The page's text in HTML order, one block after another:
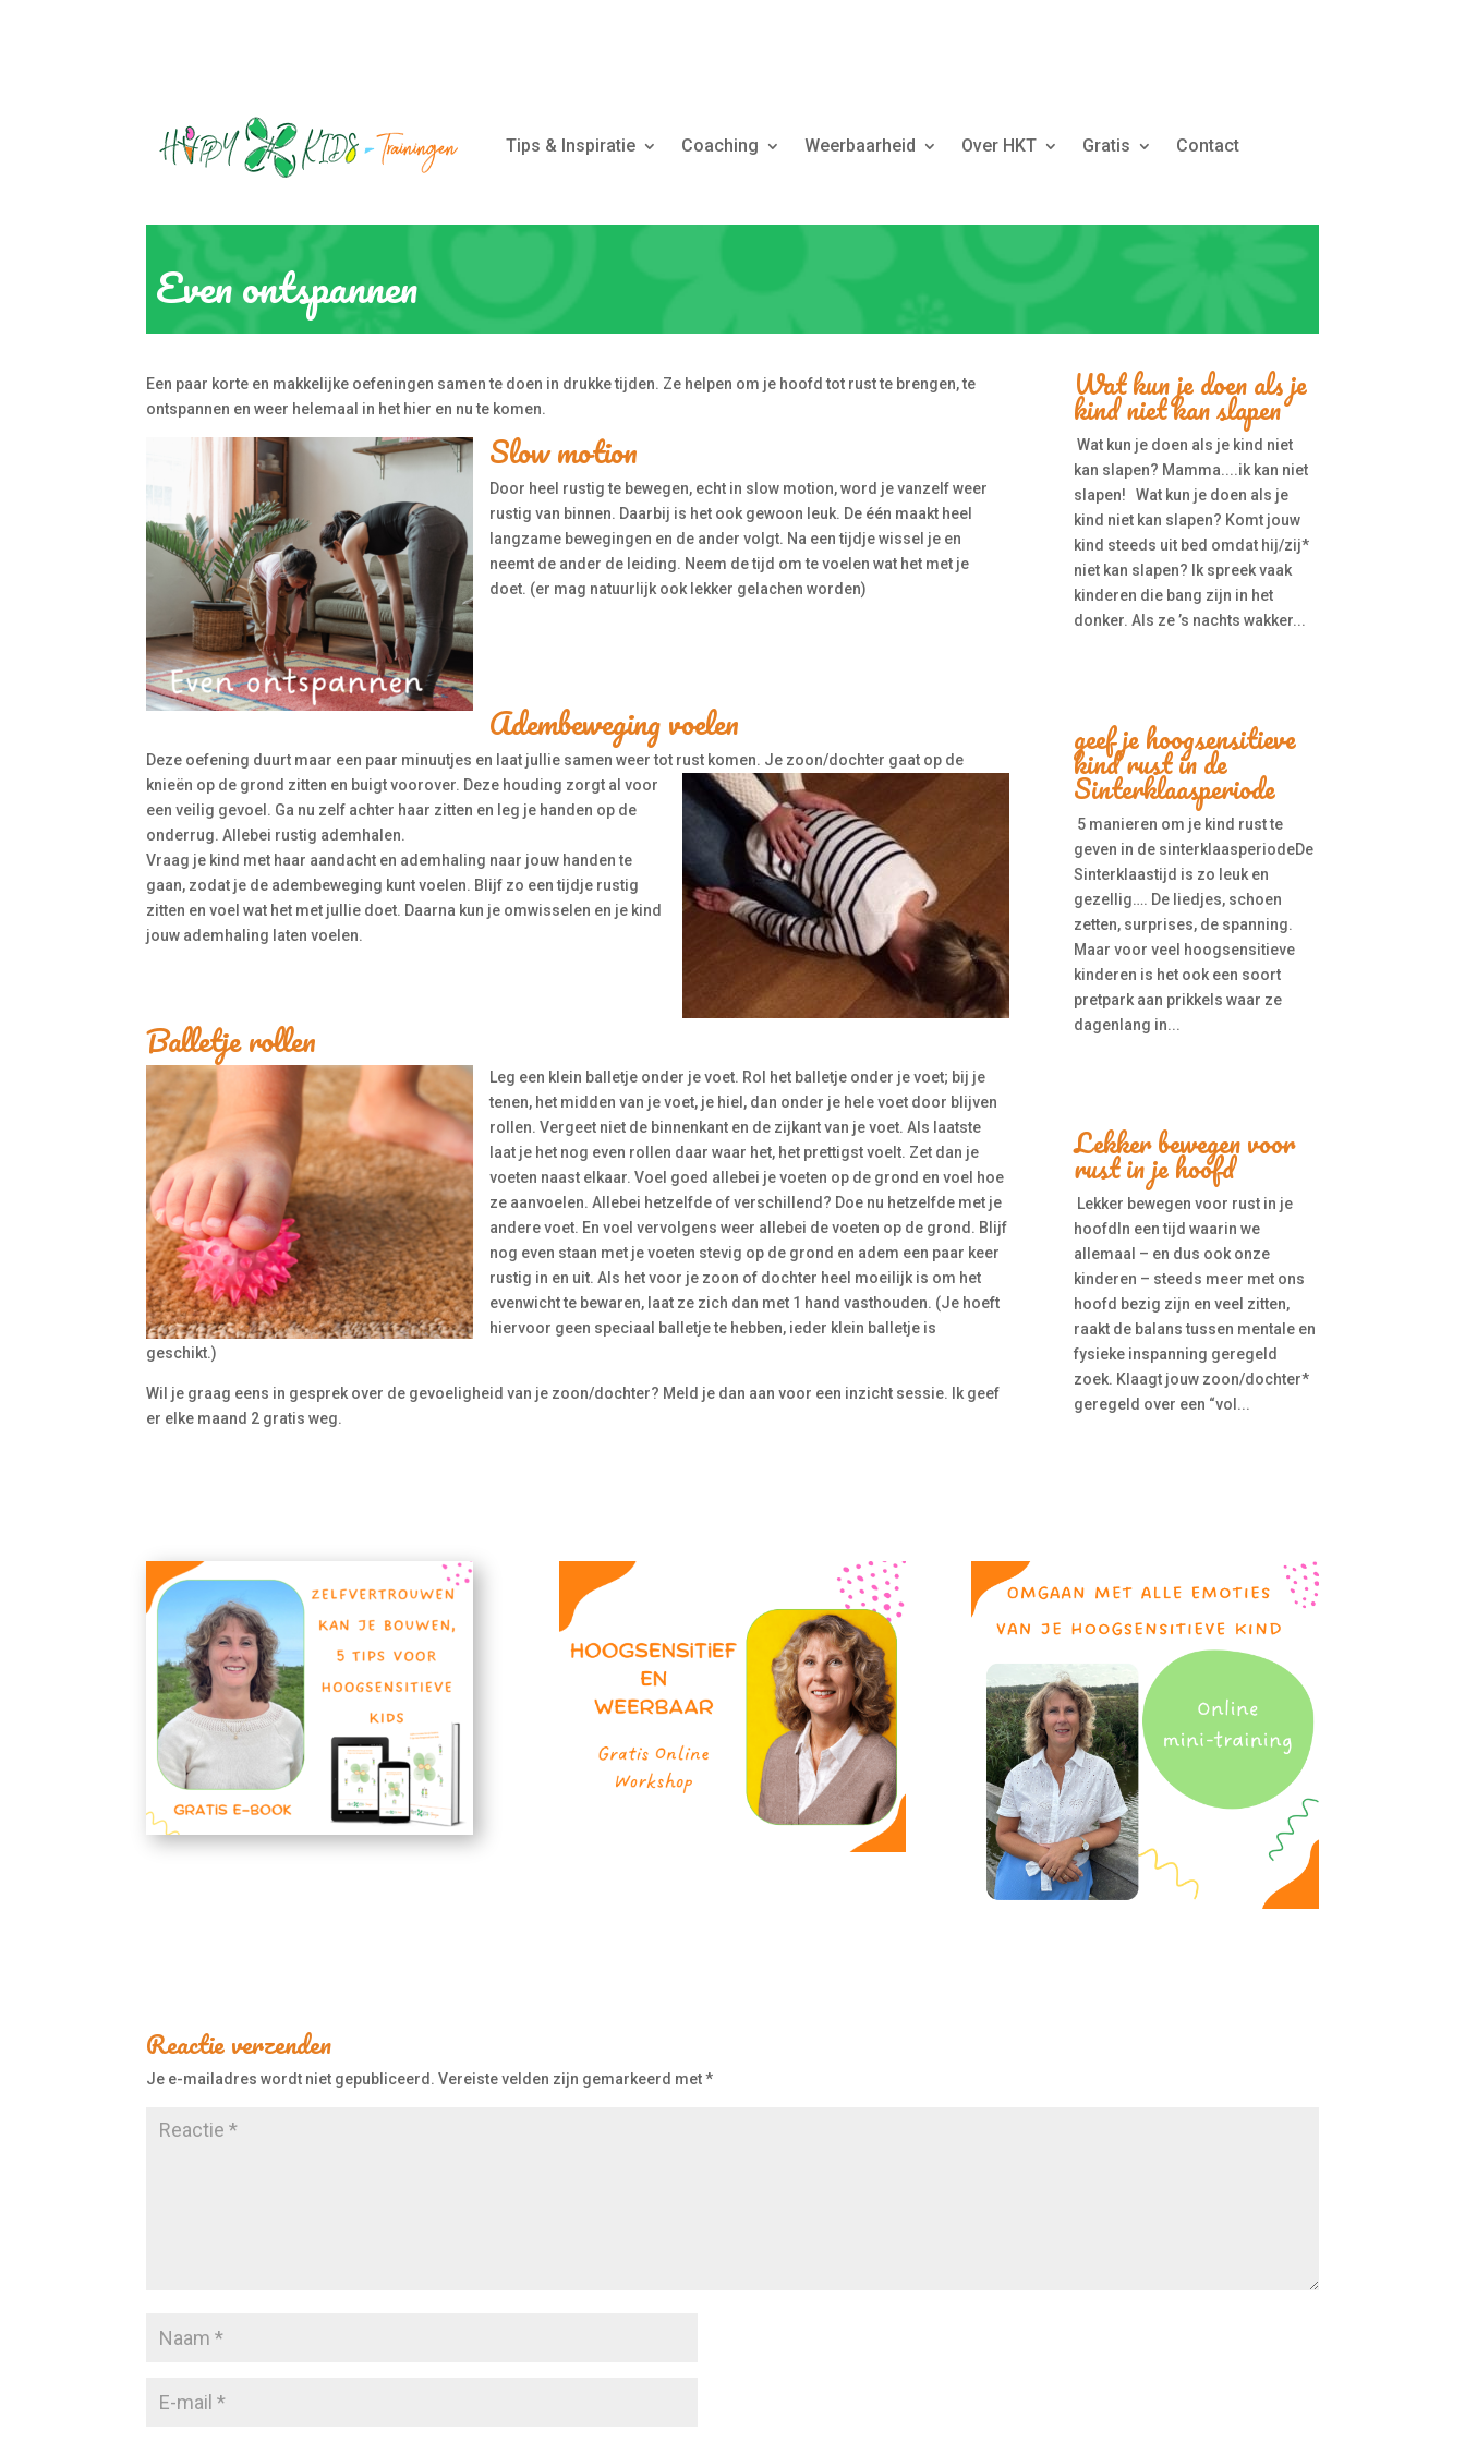
Tips & Inspiratie Coaching Weerbaarheid Over HKT Gratis Contact
Even ontspannen
Een paar korte en makkelijke oefeningen samen te doen in drukke tijden. Ze helpen om je hoofd tot rust te brengen, te
ontspannen en weer helemaal in het hier en nu te komen.
Slow motion
Door heel rustig te bewegen, echt in slow motion, word je vanzelf weer
rustig van binnen. Daarbij is het ook gewoon leuk. De één maakt heel
langzame bewegingen en de ander volgt. Na een tijdje wissel je en
neemt de ander de leiding. Neem de tijd om te voelen wat het met je
doet. (er mag natuurlijk ook lekker gelachen worden)
Adembeweging voelen
Deze oefening duurt maar een paar minuutjes en laat jullie samen weer tot rust komen. Je zoon/dochter gaat op de
knieën op de grond zitten en buigt voorover. Deze houding zorgt al voor
een veilig gevoel. Ga nu zelf achter haar zitten en leg je handen op de
onderrug. Allebei rustig ademhalen.
Vraag je kind met haar aandacht en ademhaling naar jouw handen te
gaan, zodat je de adembeweging kunt voelen. Blijf zo een tijdje rustig
zitten en voel wat het met jullie doet. Daarna kun je omwisselen en je kind
jouw ademhaling laten voelen.
Balletje rollen
Leg een klein balletje onder je voet. Rol het balletje onder je voet; bij je
tenen, het midden van je voet, je hiel, dan onder je hele voet door blijven
rollen. Vergeet niet de binnenkant en de zijkant van je voet. Als laatste
laat je het nog even rollen daar waar het, het prettigst voelt. Zet dan je
voeten naast elkaar. Voel goed allebei je voeten op de grond en voel hoe
ze aanvoelen. Allebei hetzelfde of verschillend? Doe nu hetzelfde met je
andere voet. En voel vervolgens weer allebei de voeten op de grond. Blijf
nog even staan met je voeten stevig op de grond en adem een paar keer
rustig in en uit. Als het voor je zoon of dochter heel moeilijk is om het
evenwicht te bewaren, laat ze zich dan met 1 hand vasthouden. (Je hoeft
hiervoor geen speciaal balletje te hebben, ieder klein balletje is
geschikt.)
Wil je graag eens in gesprek over de gevoeligheid van je zoon/dochter? Meld je dan aan voor een inzicht sessie. Ik geef
er elke maand 2 gratis weg.
Wat kun je doen als je
kind niet kan slapen
Wat kun je doen als je kind niet
kan slapen? Mamma....ik kan niet
slapen! Wat kun je doen als je
kind niet kan slapen? Komt jouw
kind steeds uit bed omdat hij/zij*
niet kan slapen? Ik spreek vaak
kinderen die bang zijn in het
donker. Als ze ’s nachts wakker...
geef je hoogsensitieve
kind rust in de
Sinterklaasperiode
5 manieren om je kind rust te
geven in de sinterklaasperiodeDe
Sinterklaastijd is zo leuk en
gezellig…. De liedjes, schoen
zetten, surprises, de spanning.
Maar voor veel hoogsensitieve
kinderen is het ook een soort
pretpark aan prikkels waar ze
dagenlang in...
Lekker bewegen voor
rust in je hoofd
Lekker bewegen voor rust in je
hoofdIn een tijd waarin we
allemaal – en dus ook onze
kinderen – steeds meer met ons
hoofd bezig zijn en veel zitten,
raakt de balans tussen mentale en
fysieke inspanning geregeld
zoek. Klaagt jouw zoon/dochter*
geregeld over een “vol...
Reactie verzenden
Je e-mailadres wordt niet gepubliceerd. Vereiste velden zijn gemarkeerd met*